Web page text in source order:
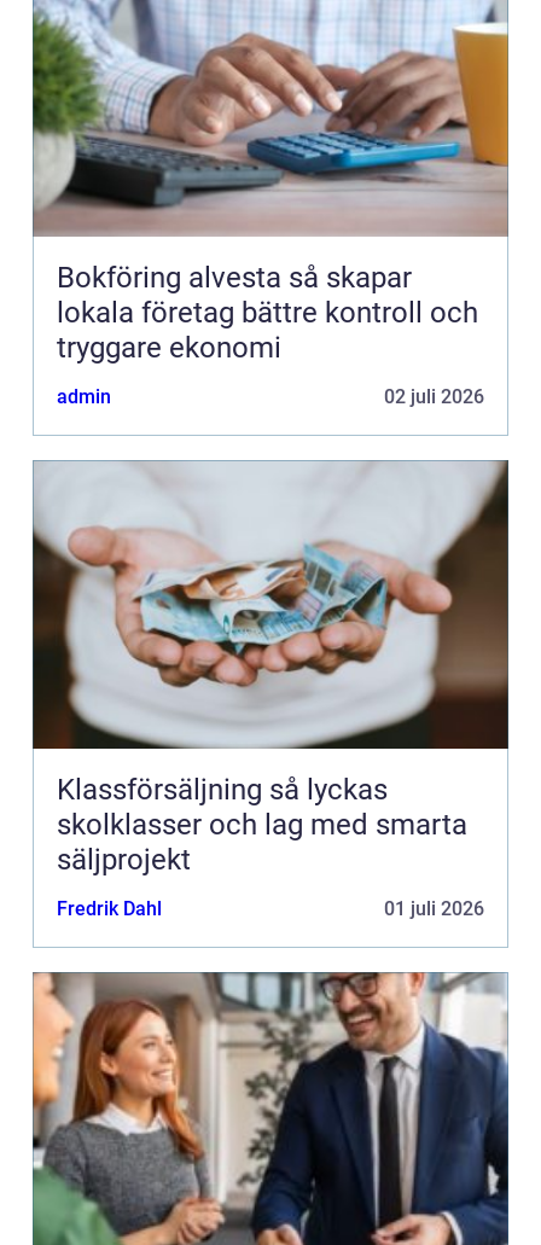
Bokföring alvesta så skapar
lokala företag bättre kontroll och
tryggare ekonomi
admin 02 juli 2026
Klassförsäljning så lyckas
skolklasser och lag med smarta
säljprojekt
Fredrik Dahl 01 juli 2026